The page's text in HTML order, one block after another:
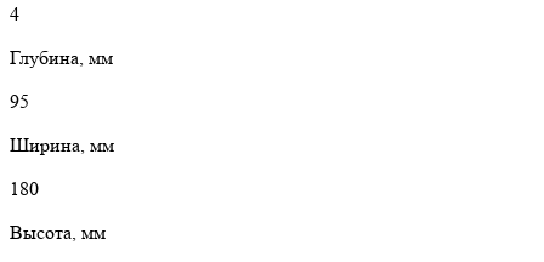
4
Глубина, мм
95
Ширина, мм
180
Высота, мм